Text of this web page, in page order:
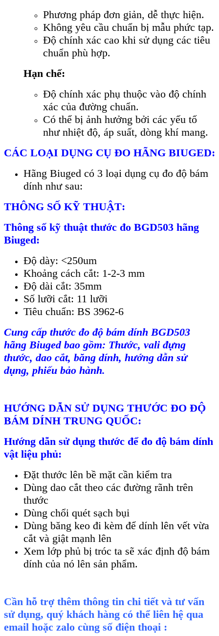
Phương pháp đơn giản, dễ thực hiện.
Không yêu cầu chuẩn bị mẫu phức tạp.
Độ chính xác cao khi sử dụng các tiêu
chuẩn phù hợp.
Hạn chế:
Độ chính xác phụ thuộc vào độ chính
xác của đường chuẩn.
Có thể bị ảnh hưởng bởi các yếu tố
như nhiệt độ, áp suất, dòng khí mang.
CÁC LOẠI DỤNG CỤ ĐO HÃNG BIUGED:
Hãng Biuged có 3 loại dụng cụ đo độ bám
dính như sau:
THÔNG SỐ KỸ THUẬT:
Thông số kỹ thuật thước đo BGD503 hãng
Biuged:
Độ dày: <250um
Khoảng cách cắt: 1-2-3 mm
Độ dài cắt: 35mm
Số lưỡi cắt: 11 lưỡi
Tiêu chuẩn: BS 3962-6
Cung cấp thước đo độ bám dính BGD503
hãng Biuged bao gồm: Thước, vali đựng
thước, dao cắt, băng dính, hướng dẫn sử
dụng, phiếu bảo hành.
HƯỚNG DẪN SỬ DỤNG THƯỚC ĐO ĐỘ
BÁM DÍNH TRUNG QUỐC:
Hướng dẫn sử dụng thước để đo độ bám dính
vật liệu phủ:
Đặt thước lên bề mặt cần kiểm tra
Dùng dao cắt theo các đường rãnh trên
thước
Dùng chổi quét sạch bụi
Dùng băng keo đi kèm để dính lên vết vừa
cắt và giật mạnh lên
Xem lớp phủ bị tróc ta sẽ xác định độ bám
dính của nó lên sản phẩm.
Cần hỗ trợ thêm thông tin chi tiết và tư vấn
sử dụng, quý khách hàng có thể liên hệ qua
email hoặc zalo cùng số điện thoại :